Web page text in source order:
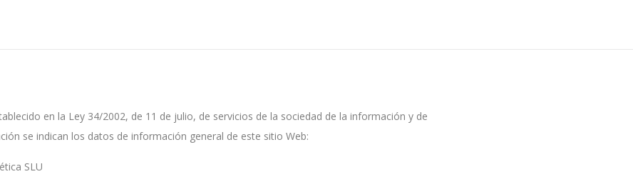
en la Ley 34/2002, de 11 de julio, de servicios de la sociedad de la información y de
se indican los datos de información general de este sitio Web:
SLU